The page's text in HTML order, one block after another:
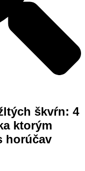
škvŕn: 4
ktorým
horúčav